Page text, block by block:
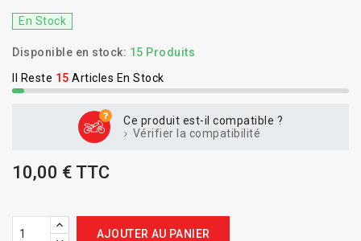
En Stock
Disponible en stock: 15 Produits
Il Reste 15 Articles En Stock
Ce produit est-il compatible ?
Vérifier la compatibilité
10,00 € TTC
AJOUTER AU PANIER